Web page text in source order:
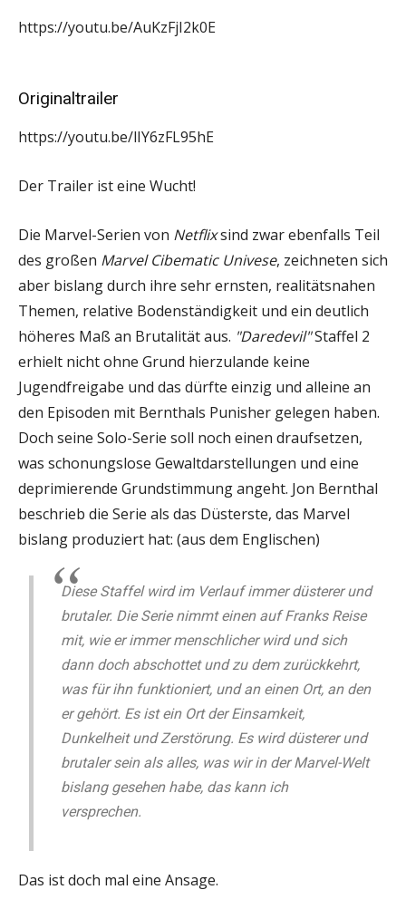
https://youtu.be/AuKzFjI2k0E
Originaltrailer
https://youtu.be/lIY6zFL95hE
Der Trailer ist eine Wucht!
Die Marvel-Serien von Netflixsind zwar ebenfalls Teil
des großen Marvel Cibematic Univese, zeichneten sich
aber bislang durch ihre sehr ernsten, realitätsnahen
Themen, relative Bodenständigkeit und ein deutlich
höheres Maß an Brutalität aus. "Daredevil"Staffel 2
erhielt nicht ohne Grund hierzulande keine
Jugendfreigabe und das dürfte einzig und alleine an
den Episoden mit Bernthals Punisher gelegen haben.
Doch seine Solo-Serie soll noch einen draufsetzen,
was schonungslose Gewaltdarstellungen und eine
deprimierende Grundstimmung angeht. Jon Bernthal
beschrieb die Serie als das Düsterste, das Marvel
bislang produziert hat: (aus dem Englischen)
Diese Staffel wird im Verlauf immer düsterer und
brutaler. Die Serie nimmt einen auf Franks Reise
mit, wie er immer menschlicher wird und sich
dann doch abschottet und zu dem zurückkehrt,
was für ihn funktioniert, und an einen Ort, an den
er gehört. Es ist ein Ort der Einsamkeit,
Dunkelheit und Zerstörung. Es wird düsterer und
brutaler sein als alles, was wir in der Marvel-Welt
bislang gesehen habe, das kann ich
versprechen.
Das ist doch mal eine Ansage.